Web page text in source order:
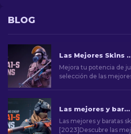
BLOG
Las Mejores Skins para
Mejora tu potencia de
selección de las
Las mejores y baratas skins de la M4A1-S en CS2 [2026]
Las mejores y baratas
[2023]Descubre las